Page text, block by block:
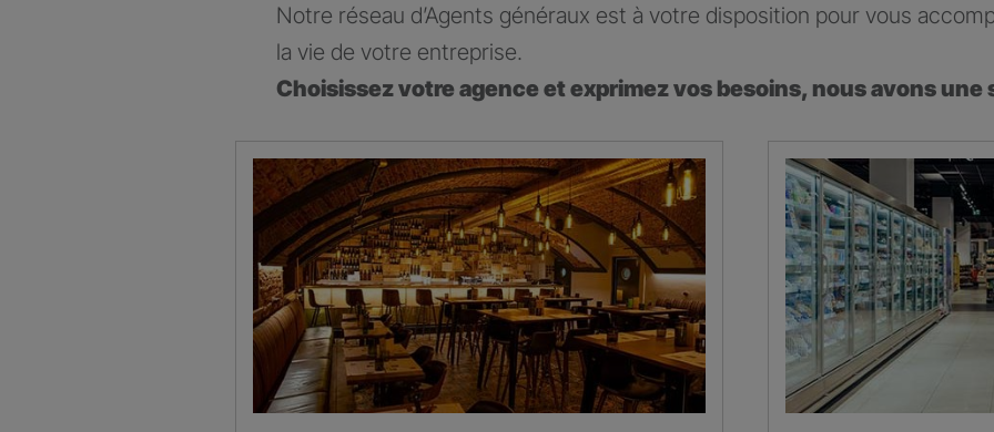
Notre réseau d’Agents généraux est à votre disposition pour vous
la vie de votre entreprise.
Choisissez votre agence et exprimez vos besoins, nous avons